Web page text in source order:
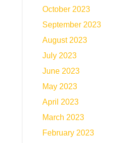
October 2023
September 2023
August 2023
July 2023
June 2023
May 2023
April 2023
March 2023
February 2023